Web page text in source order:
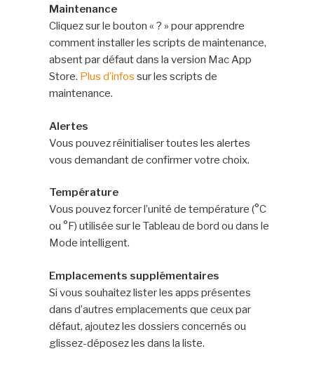
Maintenance
Cliquez sur le bouton « ? » pour apprendre
comment installer les scripts de maintenance,
absent par défaut dans la version Mac App
Store. Plus d’infos sur les scripts de
maintenance.
Alertes
Vous pouvez réinitialiser toutes les alertes
vous demandant de confirmer votre choix.
Température
Vous pouvez forcer l’unité de température (°C
ou °F) utilisée sur le Tableau de bord ou dans le
Mode intelligent.
Emplacements supplémentaires
Si vous souhaitez lister les apps présentes
dans d’autres emplacements que ceux par
défaut, ajoutez les dossiers concernés ou
glissez-déposez les dans la liste.